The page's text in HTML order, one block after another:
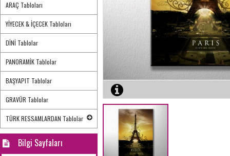
ARAÇ Tabloları
YİYECEK & İÇECEK Tabloları
DİNİ Tablolar
PANORAMİK Tablolar
BAŞYAPIT Tablolar
GRAVÜR Tablolar
TÜRK RESSAMLARDAN Tablolar
Bilgi Sayfaları